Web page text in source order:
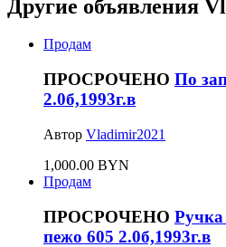
Другие объявления
Продам
ПРОСРОЧЕНО По
2.0б,1993г.в
Автор Vladimir2021
1,000.00 BYN
Продам
ПРОСРОЧЕНО
пежо 605 2.0б,1993г.в